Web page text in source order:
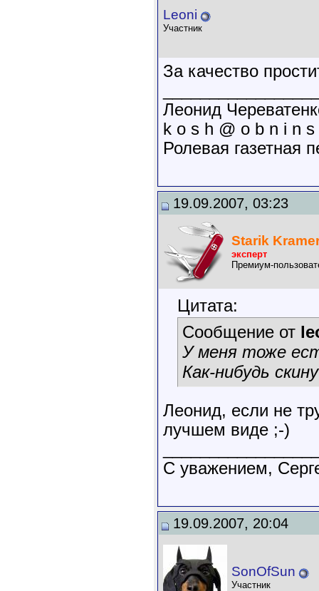
Leoni
Участник
За качество
Леонид
k o s h @ o b n i n
Ролевая газетная
19.09.2007, 03:23
Starik
эксперт
Премиум-
Цитата:
Сообщение от
У меня тоже
Как-нибудь
Леонид, если не
лучшем виде ;-)
С уважением,
19.09.2007, 20:04
SonOfSun
Участник